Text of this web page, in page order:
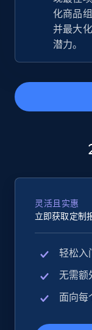
2.5K+
eBay -
URL, Product
eBay -
Seller
2.5K+
化商品组
并最大
潜力。
灵活且实惠
立即获取定制
轻松入
无需额
面向每